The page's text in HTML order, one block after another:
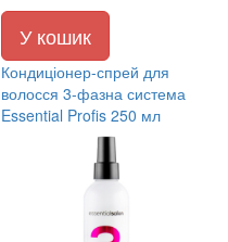
У кошик
Кондиціонер-спрей для
волосся 3-фазна система
Essential Profis 250 мл